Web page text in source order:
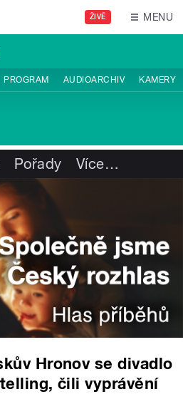
ŽIVĚ MENU
PROGRAM AUDIOARCHIV KAMERY
Pořady Více…
Hronov se divadlo
čili vyprávění